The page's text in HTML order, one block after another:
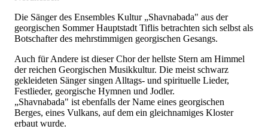
Die Sänger des Ensembles Kultur „Shavnabada" aus der
georgischen Sommer Hauptstadt Tiflis betrachten sich selbst als
Botschafter des mehrstimmigen georgischen Gesangs.
Auch für Andere ist dieser Chor der hellste Stern am Himmel
der reichen Georgischen Musikkultur. Die meist schwarz
gekleideten Sänger singen Alltags- und spirituelle Lieder,
Festlieder, georgische Hymnen und Jodler.
„Shavnabada" ist ebenfalls der Name eines georgischen
Berges, eines Vulkans, auf dem ein gleichnamiges Kloster
erbaut wurde.